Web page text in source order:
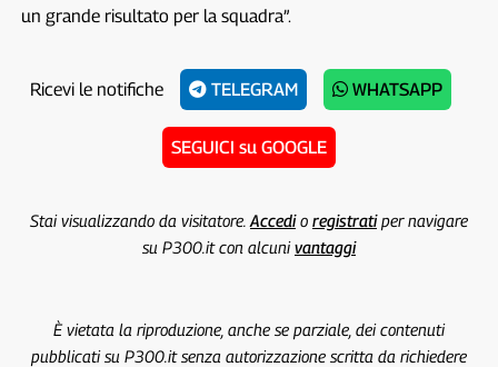
un grande risultato per la squadra”.
Ricevi le notifiche TELEGRAM WHATSAPP
SEGUICI su GOOGLE
Stai visualizzando da visitatore. Accedio registratiper navigare
su P300.it con alcunivantaggi
È vietata la riproduzione, anche se parziale, dei contenuti
pubblicati su P300.it senza autorizzazione scritta da richiedere